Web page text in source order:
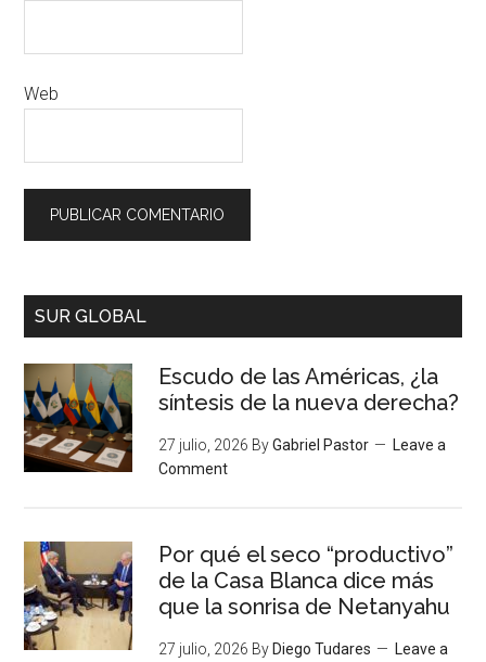
Web
SUR GLOBAL
Escudo de las Américas, ¿la
síntesis de la nueva derecha?
27 julio, 2026 ByGabriel Pastor
Leave a
Comment
Por qué el seco “productivo”
de la Casa Blanca dice más
que la sonrisa de Netanyahu
27 julio, 2026 ByDiego Tudares
Leave a